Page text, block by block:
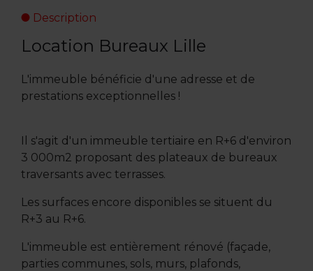
Description
Location Bureaux Lille
L'immeuble bénéficie d'une adresse et de
prestations exceptionnelles !
Il s'agit d'un immeuble tertiaire en R+6 d'environ
3 000m2 proposant des plateaux de bureaux
traversants avec terrasses.
Les surfaces encore disponibles se situent du
R+3 au R+6.
L'immeuble est entièrement rénové (façade,
parties communes, sols, murs, plafonds,